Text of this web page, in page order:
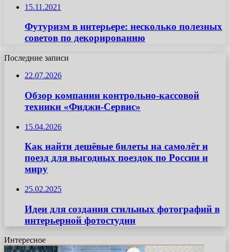
15.11.2021
Футуризм в интерьере: несколько полезных
советов по декорированию
Последние записи
22.07.2026
Обзор компании контрольно-кассовой
техники «Фиджи-Сервис»
15.04.2026
Как найти дешёвые билеты на самолёт и
поезд для выгодных поездок по России и
миру
25.02.2025
Идеи для создания стильных фотографий в
интерьерной фотостудии
Интересное